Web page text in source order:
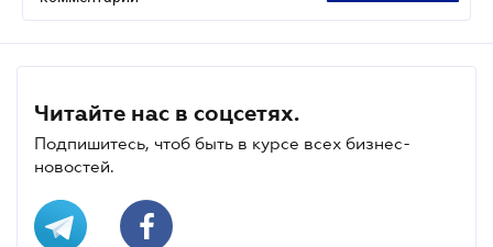
Читайте нас в соцсетях.
Подпишитесь, чтоб быть в курсе всех бизнес-
новостей.